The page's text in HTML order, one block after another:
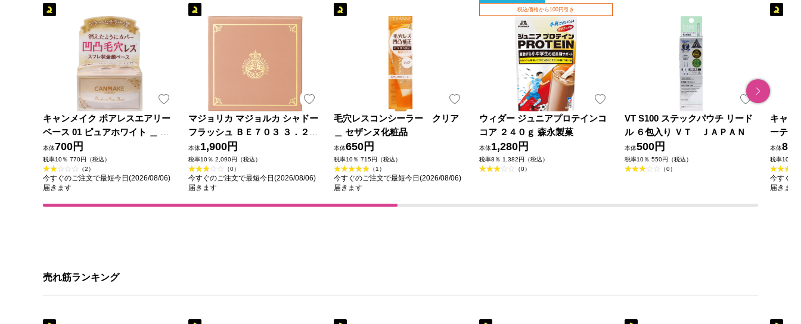
キャンメイク ポアレスエアリー
ベース 01 ピュアホワイト ＿ 井
田ラボラトリーズ
本体700円
税率10％ 770円（税込）
（2）
今すぐのご注文で最短今日(2026/08/06)
届きます
マジョリカ マジョルカ シャドー
フラッシュ ＢＥ７０３ ３．２ｇ
資生堂
本体1,900円
税率10％ 2,090円（税込）
（0）
今すぐのご注文で最短今日(2026/08/06)
届きます
毛穴レスコンシーラー クリア
＿ セザンヌ化粧品
本体650円
税率10％ 715円（税込）
（1）
今すぐのご注文で最短今日(2026/08/06)
届きます
税込価格から100円引き
ウィダー ジュニアプロテインコ
コア ２４０ｇ 森永製菓
本体1,280円
税率8％ 1,382円（税込）
（0）
VT S100 ステックパウチ リード
ル ６包入り ＶＴ ＪＡＰＡＮ
本体500円
税率10％ 550円（税込）
（0）
キャン
ーティ
＿ 井
本体
税率10％
今すぐの
届きます
売れ筋ランキング